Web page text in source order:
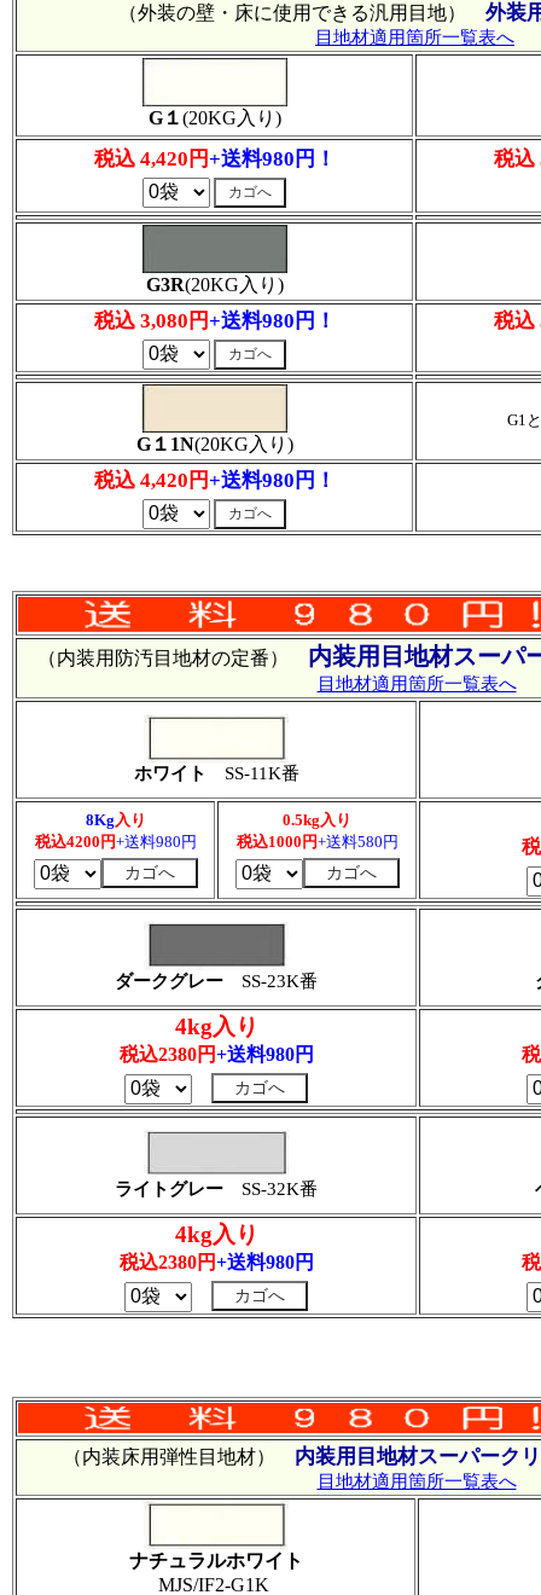
（外装の壁・床に使用できる汎用目地） 外装
目地材適用箇所一覧表へ
G１(20KG入り)
税込 4,420円+送料980円！ 税込
G3R(20KG入り)
税込 3,080円+送料980円！ 税込
G１1N(20KG入り)
G1
税込 4,420円+送料980円！
（内装用防汚目地材の定番） 内装用目地材スーパ
目地材適用箇所一覧表へ
ホワイト SS-11K番
8Kg入り
税込4200円+送料980円
0.5kg入り
税込1000円+送料580円
ダークグレー SS-23K番
4kg入り
税込2380円+送料980円
ライトグレー SS-32K番
4kg入り
税込2380円+送料980円
（内装床用弾性目地材） 内装用目地材スーパーク
目地材適用箇所一覧表へ
ナチュラルホワイト
MJS/IF2-G1K